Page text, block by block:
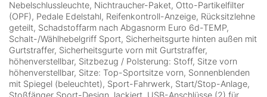
Nebelschlussleuchte, Nichtraucher-Paket, Otto-Partikelfilter
(OPF), Pedale Edelstahl, Reifenkontroll-Anzeige, Rücksitzlehne
geteilt, Schadstoffarm nach Abgasnorm Euro 6d-TEMP,
Schalt-/Wählhebelgriff Sport, Sicherheitsgurte hinten außen mit
Gurtstraffer, Sicherheitsgurte vorn mit Gurtstraffer,
höhenverstellbar, Sitzbezug / Polsterung: Stoff, Sitze vorn
höhenverstellbar, Sitze: Top-Sportsitze vorn, Sonnenblenden
mit Spiegel (beleuchtet), Sport-Fahrwerk, Start/Stop-Anlage,
Stoßfänger Sport-Design, lackiert, USB-Anschlüsse (2) für